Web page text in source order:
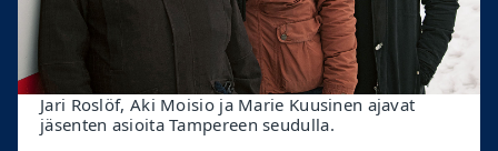
Jari Roslöf, Aki Moisio ja Marie Kuusinen ajavat
jäsenten asioita Tampereen seudulla.